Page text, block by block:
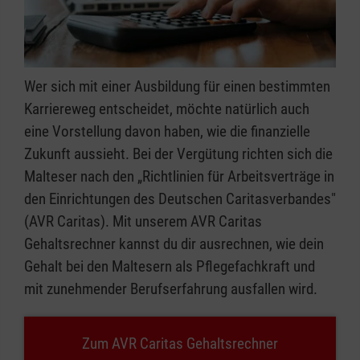
Pädiatrische Versorgung z.B. im
Kinderkrankenhaus: 60 bis 120 Stunden
Allgemein-, geronto-, kinder- oder
jugendpsychiatrische Versorgung z.B. in
psychiatrischer Klinik: 120 Stunden
Weitere Einsätze:
Wahlweise z.B. Beratungsstellen oder
Hospiz: 2 x 80 Stunden
(Quelle:pflegeausbildung.net)
Bei der neuen Ausbildung zur Pflegefachkraft
gibt es die Möglichkeit, im Ausbildungsvertrag
frühestens sechs Monate vor Beginn des
Wer sich mit einer Ausbildung für einen bestimmten
Karriereweg entscheidet, möchte natürlich auch
eine Vorstellung davon haben, wie die finanzielle
Zukunft aussieht. Bei der Vergütung richten sich die
Malteser nach den „Richtlinien für Arbeitsverträge in
den Einrichtungen des Deutschen Caritasverbandes"
(AVR Caritas). Mit unserem AVR Caritas
Gehaltsrechner kannst du dir ausrechnen, wie dein
Gehalt bei den Maltesern als Pflegefachkraft und
mit zunehmender Berufserfahrung ausfallen wird.
Zum AVR Caritas Gehaltsrechner